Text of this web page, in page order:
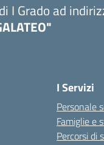
I Grado ad
I Servizi
Personale
Famiglie e
Percorsi di